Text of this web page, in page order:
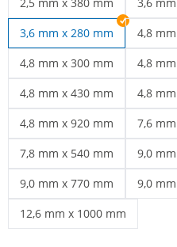
Kabelbinder weiß | 2,5 mm x
3,6 mm x 280 mm
4,8
4,8 mm x 300 mm
Kabelbinder 300 mm | 4,8
4,8
4,8 mm x 430 mm
Kabelbinder weiß | 4,8 mm x
4,8
4,8 mm x 920 mm
Kabelbinder weiß | 4,8 mm x
7,6
7,8 mm x 540 mm
Kabelbinder weiß | 7,8 mm x
9,0
9,0 mm x 770 mm
Kabelbinder weiß | 9,0 mm x
9,0
12,6 mm x 1000 mm